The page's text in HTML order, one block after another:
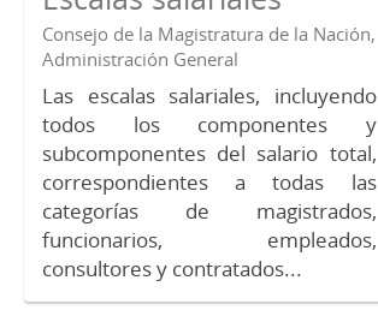
Consejo de la Magistratura de la Nación,
Administración General
Las escalas salariales, incluyendo
todos los componentes y
subcomponentes del salario total,
correspondientes a todas las
categorías de magistrados,
funcionarios, empleados,
consultores y contratados...